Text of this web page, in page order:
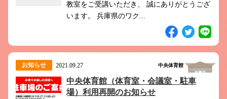
教室をご受講いただき、 誠にありがとうござ
います。 兵庫県のワク...
お知らせ 2021.09.27 中央体育館
中央体育館（体育室・会議室・駐車
場）利用再開のお知らせ